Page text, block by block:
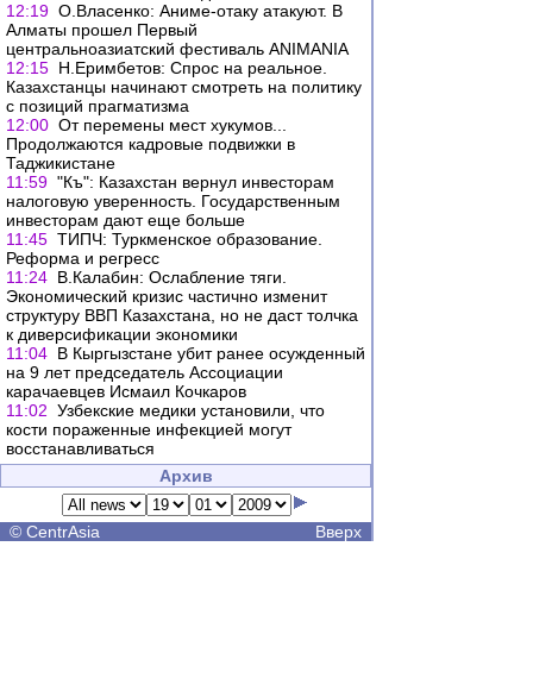
12:19 О.Власенко: Аниме-отаку атакуют. В
Алматы прошел Первый
центральноазиатский фестиваль ANIMANIA
12:15 Н.Еримбетов: Спрос на реальное.
Казахстанцы начинают смотреть на политику
с позиций прагматизма
12:00 От перемены мест хукумов...
Продолжаются кадровые подвижки в
Таджикистане
11:59 "Къ": Казахстан вернул инвесторам
налоговую уверенность. Государственным
инвесторам дают еще больше
11:45 ТИПЧ: Туркменское образование.
Реформа и регресс
11:24 В.Калабин: Ослабление тяги.
Экономический кризис частично изменит
структуру ВВП Казахстана, но не даст толчка
к диверсификации экономики
11:04 В Кыргызстане убит ранее осужденный
на 9 лет председатель Ассоциации
карачаевцев Исмаил Кочкаров
11:02 Узбекские медики установили, что
кости пораженные инфекцией могут
восстанавливаться
Архив
© CentrAsia Вверх